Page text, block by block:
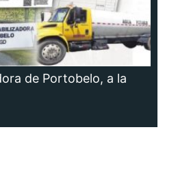
de Portobelo, a la